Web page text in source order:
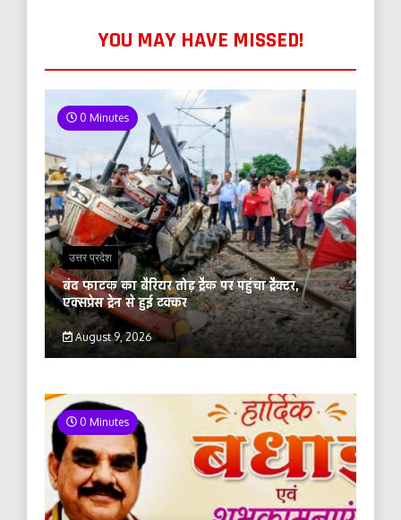
YOU MAY HAVE MISSED!
0 Minutes
उत्तर प्रदेश
बंद फाटक का बैरियर तोड़ ट्रैक पर पहुंचा ट्रैक्टर,
एक्सप्रेस ट्रेन से हुई टक्कर
August 9, 2026
0 Minutes